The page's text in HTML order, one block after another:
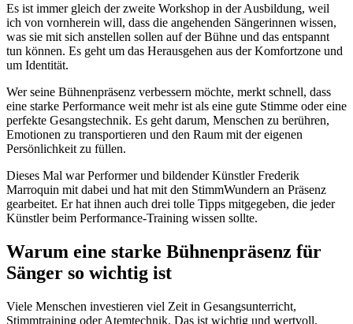
Es ist immer gleich der zweite Workshop in der Ausbildung, weil
ich von vornherein will, dass die angehenden Sängerinnen wissen,
was sie mit sich anstellen sollen auf der Bühne und das entspannt
tun können. Es geht um das Herausgehen aus der Komfortzone und
um Identität.
Wer seine Bühnenpräsenz verbessern möchte, merkt schnell, dass
eine starke Performance weit mehr ist als eine gute Stimme oder eine
perfekte Gesangstechnik. Es geht darum, Menschen zu berühren,
Emotionen zu transportieren und den Raum mit der eigenen
Persönlichkeit zu füllen.
Dieses Mal war Performer und bildender Künstler Frederik
Marroquin mit dabei und hat mit den StimmWundern an Präsenz
gearbeitet. Er hat ihnen auch drei tolle Tipps mitgegeben, die jeder
Künstler beim Performance-Training wissen sollte.
Warum eine starke Bühnenpräsenz für
Sänger so wichtig ist
Viele Menschen investieren viel Zeit in Gesangsunterricht,
Stimmtraining oder Atemtechnik. Das ist wichtig und wertvoll.